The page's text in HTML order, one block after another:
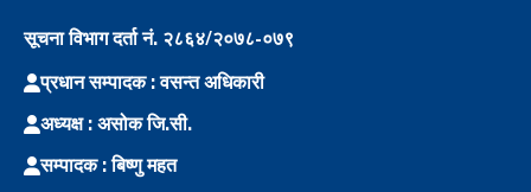
सूचना विभाग दर्ता नं. २८६४/२०७८-०७९
प्रधान सम्पादक : वसन्त अधिकारी
अध्यक्ष : असोक जि.सी.
सम्पादक : बिष्णु महत